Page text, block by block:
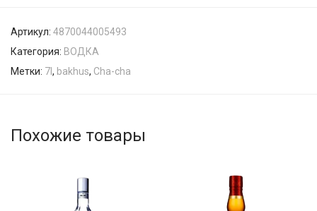
Артикул: 4870044005493
Категория: ВОДКА
Метки: 7l, bakhus, Cha-cha
Похожие товары